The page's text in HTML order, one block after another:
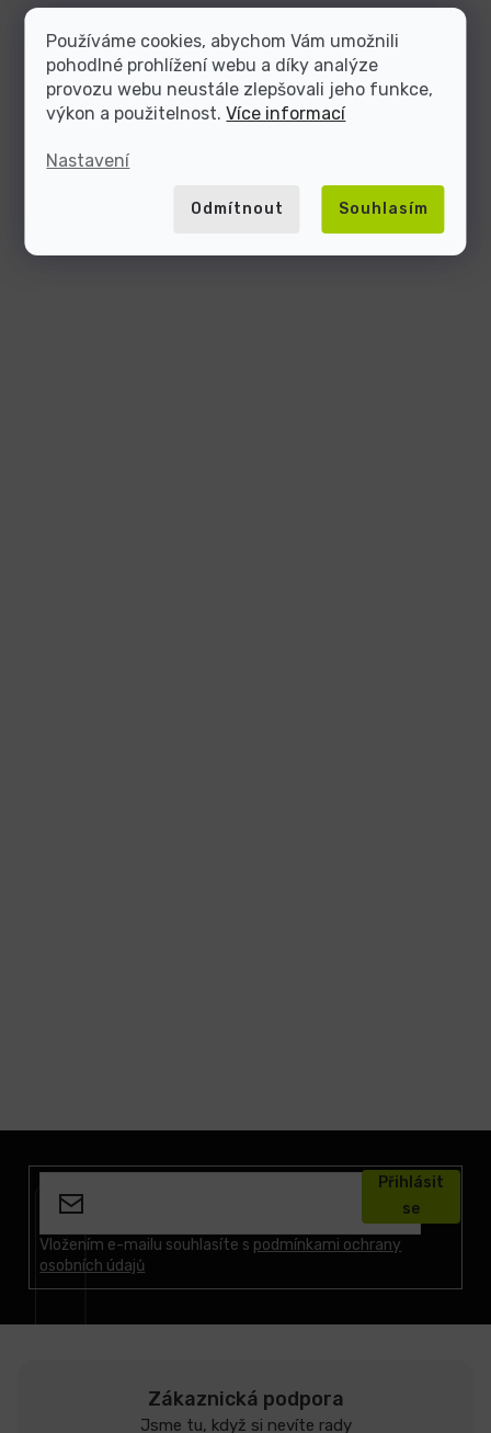
Používáme cookies, abychom Vám umožnili
pohodlné prohlížení webu a díky analýze
provozu webu neustále zlepšovali jeho funkce,
výkon a použitelnost.Více informací
Nastavení
Odmítnout Souhlasím
Vložením e-mailu souhlasíte s podmínkami ochrany
osobních údajů
Přihlásit
se
Zákaznická podpora
Jsme tu, když si nevíte rady